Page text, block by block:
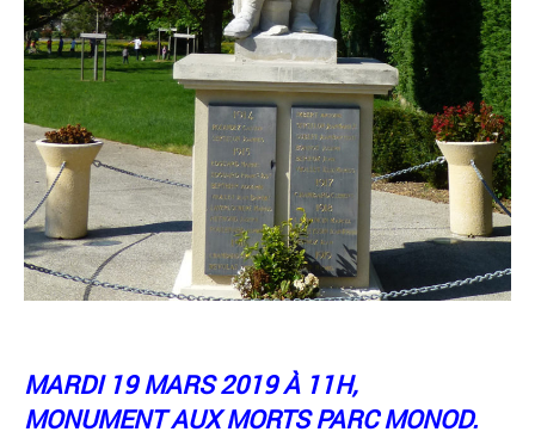
MARDI 19 MARS 2019 À 11H,
MONUMENT AUX MORTS PARC MONOD.